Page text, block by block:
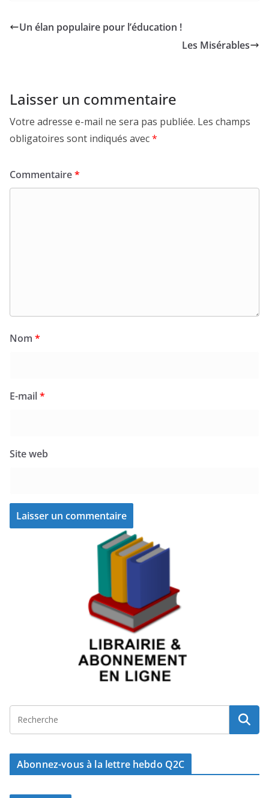
Un élan populaire pour l’éducation !
Les Misérables
Laisser un commentaire
Votre adresse e-mail ne sera pas publiée. Les champs
obligatoires sont indiqués avec*
Commentaire*
Nom *
E-mail*
Site web
Abonnez-vous à la lettre hebdo Q2C